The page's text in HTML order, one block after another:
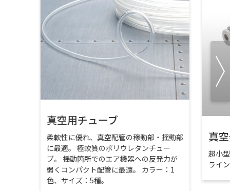
真空用チューブ
柔軟性に優れ、真空配管の稼動部・揺動部
に最適。 極軟質のポリウレタンチュー
ブ。 揺動箇所でのエア機器への反発力が
弱くコンパクト配管に最適。 カラー：1
色、サイズ：5種。
真
超小
ライ